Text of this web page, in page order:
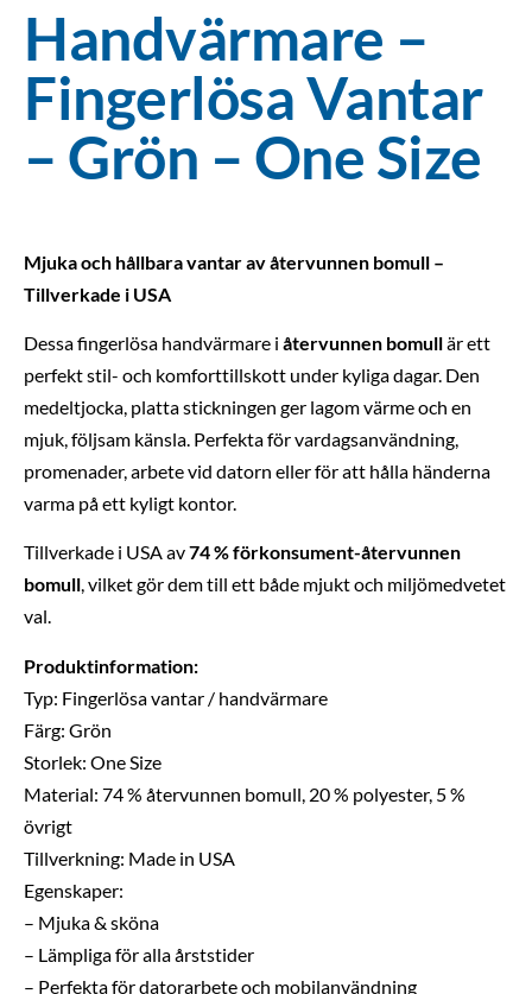
Handvärmare –
Fingerlösa Vantar
– Grön – One Size
Mjuka och hållbara vantar av återvunnen bomull –
Tillverkade i USA
Dessa fingerlösa handvärmare i återvunnen bomullär ett
perfekt stil- och komforttillskott under kyliga dagar. Den
medeltjocka, platta stickningen ger lagom värme och en
mjuk, följsam känsla. Perfekta för vardagsanvändning,
promenader, arbete vid datorn eller för att hålla händerna
varma på ett kyligt kontor.
Tillverkade i USA av74 % förkonsument-återvunnen
bomull, vilket gör dem till ett både mjukt och miljömedvetet
val.
Produktinformation:
Typ: Fingerlösa vantar / handvärmare
Färg: Grön
Storlek: One Size
Material: 74 % återvunnen bomull, 20 % polyester, 5 %
övrigt
Tillverkning: Made in USA
Egenskaper:
– Mjuka & sköna
– Lämpliga för alla årststider
– Perfekta för datorarbete och mobilanvändning